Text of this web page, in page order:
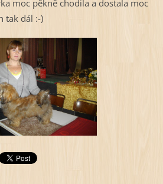
moc pěkně chodila a dostala moc
tak dál :-)